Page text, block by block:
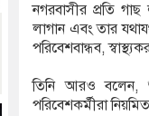
নগরবাসীর প্রতি
লাগান এবং তার
পরিবেশবান্ধব,
তিনি আরও বলেন,
পরিবেশকর্মীরা